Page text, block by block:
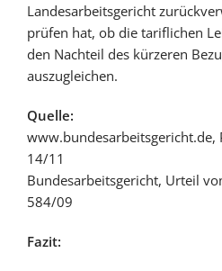
Landesarbeitsgericht
prüfen hat, ob die tariflichen
den Nachteil des kürzeren
auszugleichen.
Quelle:
www.bundesarbeitsgericht.de,
14/11
Bundesarbeitsgericht, Urteil
584/09
Fazit: